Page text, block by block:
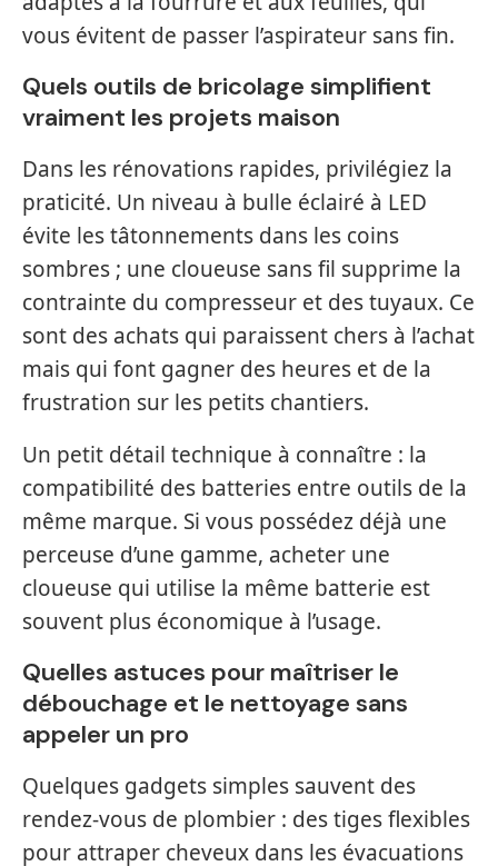
vous évitent de passer l’aspirateur sans fin.
Quels outils de bricolage simplifient
vraiment les projets maison
Dans les rénovations rapides, privilégiez la
praticité. Un niveau à bulle éclairé à LED
évite les tâtonnements dans les coins
sombres ; une cloueuse sans fil supprime la
contrainte du compresseur et des tuyaux. Ce
sont des achats qui paraissent chers à l’achat
mais qui font gagner des heures et de la
frustration sur les petits chantiers.
Un petit détail technique à connaître : la
compatibilité des batteries entre outils de la
même marque. Si vous possédez déjà une
perceuse d’une gamme, acheter une
cloueuse qui utilise la même batterie est
souvent plus économique à l’usage.
Quelles astuces pour maîtriser le
débouchage et le nettoyage sans
appeler un pro
Quelques gadgets simples sauvent des
rendez-vous de plombier : des tiges flexibles
pour attraper cheveux dans les évacuations